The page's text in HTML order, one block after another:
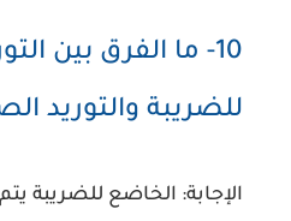
10- ما الفرق بين
للضريبة والتوريد
الإجابة: